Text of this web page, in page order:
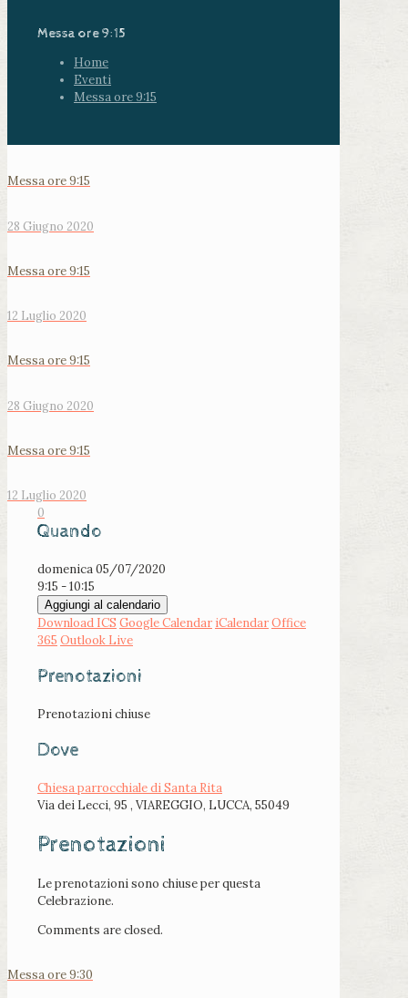
Messa ore 9:15
Home
Eventi
Messa ore 9:15
Messa ore 9:15
28 Giugno 2020
Messa ore 9:15
12 Luglio 2020
Messa ore 9:15
28 Giugno 2020
Messa ore 9:15
12 Luglio 2020
0
Quando
domenica 05/07/2020
9:15 - 10:15
Aggiungi al calendario
Download ICS Google Calendar iCalendarOffice
365 Outlook Live
Prenotazioni
Prenotazioni chiuse
Dove
Chiesa parrocchiale di Santa Rita
Via dei Lecci, 95 , VIAREGGIO, LUCCA, 55049
Prenotazioni
Le prenotazioni sono chiuse per questa
Celebrazione.
Comments are closed.
Messa ore 9:30